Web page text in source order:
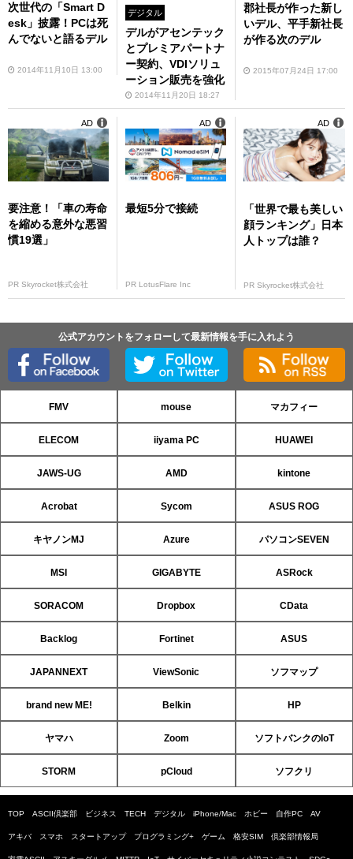
次世代の「Smart D
esk」披露！PCは死
んでないと語るデル
2014年11月10日 13:00
デジタル
デルがアセンテック
とプレミアパートナ
ー契約、VDIソリュ
ーション販売を強化
2014年11月20日 18:27
郡社長が作った新し
いデル、平手新社長
が作る次のデル
2015年07月24日 17:00
要注意！「車の寿命
を縮める意外な悪習
慣19選」
PR Skyrocket株式会社
AD
最短5分で接続
PR LotusFlare Inc
AD
「世界で最も美しい
顔ランキング」日本
人トップは誰？
PR Skyrocket株式会社
AD
公式アカウントをフォローして最新情報を手に入れよう
FMV mouse マカフィー
ELECOM iiyama PC HUAWEI
JAWS-UG AMD kintone
Acrobat Sycom ASUS ROG
キヤノンMJ Azure パソコンSEVEN
MSI GIGABYTE ASRock
SORACOM Dropbox CData
Backlog Fortinet ASUS
JAPANNEXT ViewSonic ソフマップ
brand new ME! Belkin HP
ヤマハ Zoom ソフトバンクのIoT
STORM pCloud ソフクリ
TOP ASCII倶楽部 ビジネス TECH デジタル iPhone/Mac ホビー 自作PC AV
アキバ スマホ スタートアップ プログラミング+ ゲーム 格安SIM 倶楽部情報局